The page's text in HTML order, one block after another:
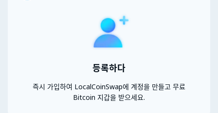
등록하다
즉시 가입하여 LocalCoinSwap에 계정을 만들고 무료
Bitcoin 지갑을 받으세요.